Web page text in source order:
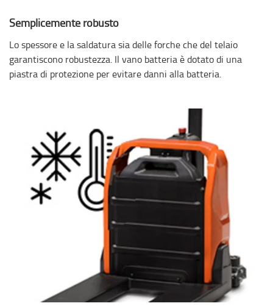
Semplicemente robusto
Lo spessore e la saldatura sia delle forche che del telaio
garantiscono robustezza. Il vano batteria è dotato di una
piastra di protezione per evitare danni alla batteria.